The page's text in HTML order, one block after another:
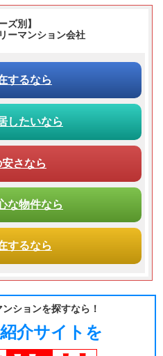
ズ別】
ーマンション会社
するなら
したいなら
さなら
な物件なら
するなら
ションを探すなら！
介サイトを